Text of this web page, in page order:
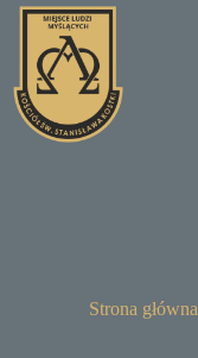
Przejdź
Strona główna